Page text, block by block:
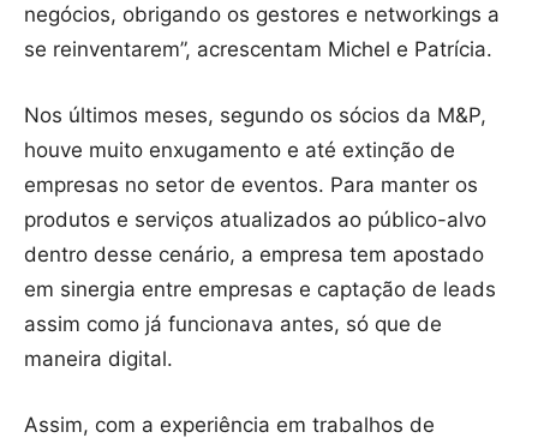
negócios, obrigando os gestores e networkings a
se reinventarem”, acrescentam Michel e Patrícia.
Nos últimos meses, segundo os sócios da M&P,
houve muito enxugamento e até extinção de
empresas no setor de eventos. Para manter os
produtos e serviços atualizados ao público-alvo
dentro desse cenário, a empresa tem apostado
em sinergia entre empresas e captação de leads
assim como já funcionava antes, só que de
maneira digital.
Assim, com a experiência em trabalhos de